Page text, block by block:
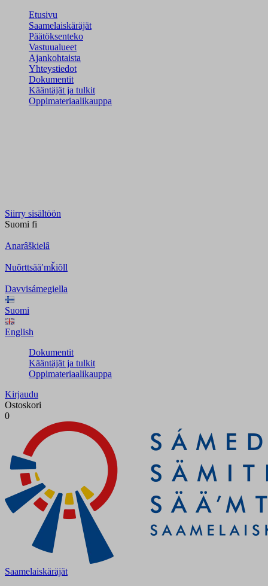
Etusivu
Saamelaiskäräjät
Päätöksenteko
Vastuualueet
Ajankohtaista
Yhteystiedot
Dokumentit
Kääntäjät ja tulkit
Oppimateriaalikauppa
Siirry sisältöön
Suomi fi
Anarâškielâ
Nuõrttsääʹmǩiõll
Davvisámegiella
Suomi
English
Dokumentit
Kääntäjät ja tulkit
Oppimateriaalikauppa
Kirjaudu
Ostoskori
0
Saamelaiskäräjät